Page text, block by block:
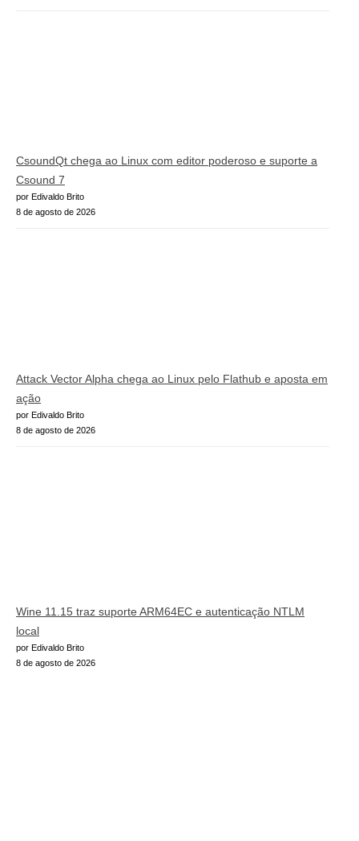
CsoundQt chega ao Linux com editor poderoso e suporte a
Csound 7
por Edivaldo Brito
8 de agosto de 2026
Attack Vector Alpha chega ao Linux pelo Flathub e aposta em
ação
por Edivaldo Brito
8 de agosto de 2026
Wine 11.15 traz suporte ARM64EC e autenticação NTLM
local
por Edivaldo Brito
8 de agosto de 2026